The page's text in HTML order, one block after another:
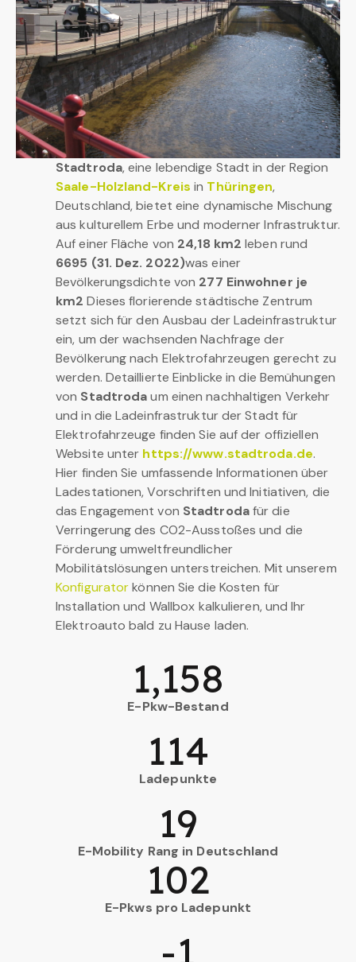
Stadtroda, eine lebendige Stadt in der Region
Saale-Holzland-Kreis in Thüringen,
Deutschland, bietet eine dynamische Mischung
aus kulturellem Erbe und moderner Infrastruktur.
Auf einer Fläche von 24,18 km2 leben rund
6695 (31. Dez. 2022)was einer
Bevölkerungsdichte von 277 Einwohner je
km2 Dieses florierende städtische Zentrum
setzt sich für den Ausbau der Ladeinfrastruktur
ein, um der wachsenden Nachfrage der
Bevölkerung nach Elektrofahrzeugen gerecht zu
werden. Detaillierte Einblicke in die Bemühungen
von Stadtrodaum einen nachhaltigen Verkehr
und in die Ladeinfrastruktur der Stadt für
Elektrofahrzeuge finden Sie auf der offiziellen
Website unter https://www.stadtroda.de.
Hier finden Sie umfassende Informationen über
Ladestationen, Vorschriften und Initiativen, die
das Engagement von Stadtrodafür die
Verringerung des CO2-Ausstoßes und die
Förderung umweltfreundlicher
Mobilitätslösungen unterstreichen. Mit unserem
Konfiguratorkönnen Sie die Kosten für
Installation und Wallbox kalkulieren, und Ihr
Elektroauto bald zu Hause laden.
E-Pkw-Bestand
1,158
Ladepunkte
114
E-Mobility Rang in Deutschland
19
E-Pkws pro Ladepunkt
102
-1